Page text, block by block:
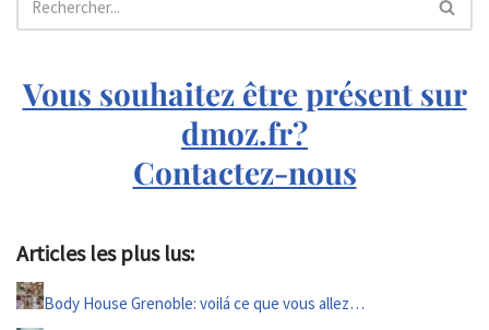
Vous souhaitez être présent sur
dmoz.fr?
Contactez-nous
Articles les plus lus:
Body House Grenoble: voilá ce que vous allez…